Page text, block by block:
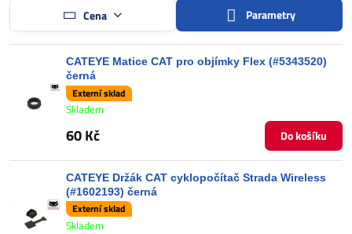
Cena Parametry
CATEYE Matice CAT pro objímky Flex (#5343520)
černá
Externí sklad
Skladem
60 Kč Do košíku
CATEYE Držák CAT cyklopočítač Strada Wireless
(#1602193) černá
Externí sklad
Skladem